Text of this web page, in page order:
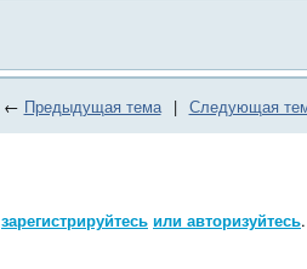
← Предыдущая тема | Следующая
зарегистрируйтесь или авторизуйтесь.